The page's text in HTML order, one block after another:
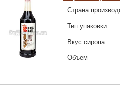
Страна
Тип упаковки
Вкус сиропа
Объем